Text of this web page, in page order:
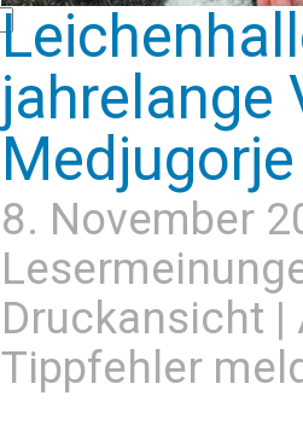
jahrelange
8. November
Druckansicht |
Tippfehler